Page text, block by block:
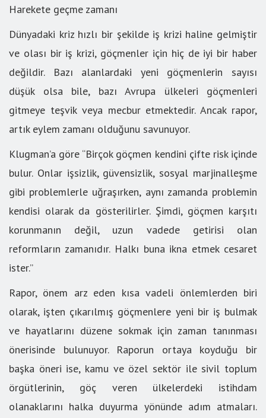
Harekete geçme zamanı
Dünyadaki kriz hızlı bir şekilde iş krizi haline gelmiştir
ve olası bir iş krizi, göçmenler için hiç de iyi bir haber
değildir. Bazı alanlardaki yeni göçmenlerin sayısı
düşük olsa bile, bazı Avrupa ülkeleri göçmenleri
gitmeye teşvik veya mecbur etmektedir. Ancak rapor,
artık eylem zamanı olduğunu savunuyor.
Klugman’a göre “Birçok göçmen kendini çifte risk içinde
bulur. Onlar işsizlik, güvensizlik, sosyal marjinalleşme
gibi problemlerle uğraşırken, aynı zamanda problemin
kendisi olarak da gösterilirler. Şimdi, göçmen karşıtı
korunmanın değil, uzun vadede getirisi olan
reformların zamanıdır. Halkı buna ikna etmek cesaret
ister.”
Rapor, önem arz eden kısa vadeli önlemlerden biri
olarak, işten çıkarılmış göçmenlere yeni bir iş bulmak
ve hayatlarını düzene sokmak için zaman tanınması
önerisinde bulunuyor. Raporun ortaya koyduğu bir
başka öneri ise, kamu ve özel sektör ile sivil toplum
örgütlerinin, göç veren ülkelerdeki istihdam
olanaklarını halka duyurma yönünde adım atmaları.